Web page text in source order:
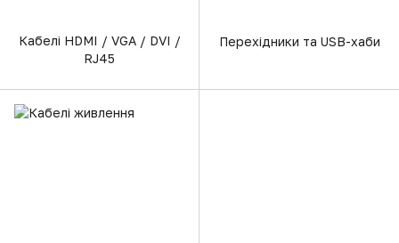
Кабелі HDMI / VGA / DVI /
RJ45
Перехідники та USB-хаби